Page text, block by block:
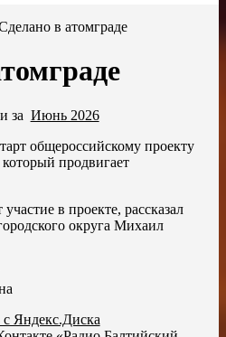
в атомграде
за Июнь 2026
общероссийскому проекту
продвигает
в проекте, рассказал
округа Михаил
с Яндекс.Диска